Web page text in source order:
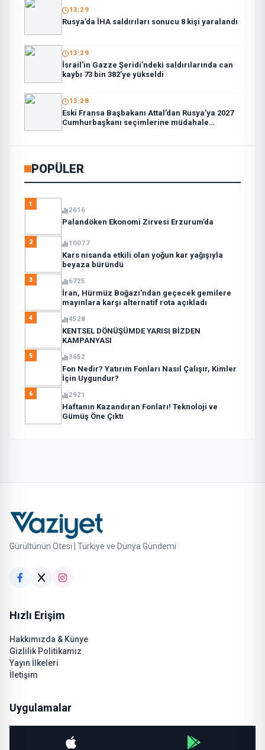
13:29
Rusya’da İHA saldırıları sonucu 8 kişi yaralandı
13:29
İsrail’in Gazze Şeridi’ndeki saldırılarında can
kaybı 73 bin 382’ye yükseldi
13:28
Eski Fransa Başbakanı Attal’dan Rusya’ya 2027
Cumhurbaşkanı seçimlerine müdahale
POPÜLER
1
2616
Palandöken Ekonomi Zirvesi Erzurum’da
2 10077
Kars nisanda etkili olan yoğun kar yağışıyla
beyaza büründü
3 6725
İran, Hürmüz Boğazı’ndan geçecek gemilere
mayınlara karşı alternatif rota açıkladı
4 4528
KENTSEL DÖNÜŞÜMDE YARISI BİZDEN
KAMPANYASI
5 3652
Fon Nedir? Yatırım Fonları Nasıl Çalışır, Kimler
İçin Uygundur?
6 2921
Haftanın Kazandıran Fonları! Teknoloji ve
Gümüş Öne Çıktı
Gürültünün Ötesi | Türkiye ve Dünya Gündemi
Hızlı Erişim
Hakkımızda & Künye
Gizlilik Politikamız
Yayın İlkeleri
İletişim
Uygulamalar